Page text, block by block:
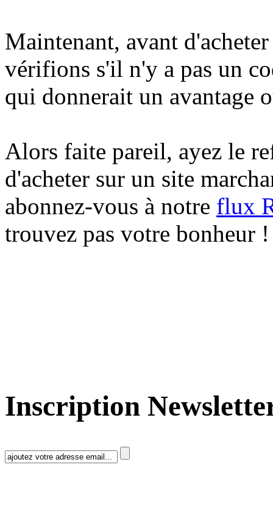
Maintenant, avant
vérifions s'il n'y a pas un
qui donnerait un avantage
Alors faite pareil, ayez le
d'acheter sur un site
abonnez-vous à notre flux
trouvez pas votre bonheur !
Inscription